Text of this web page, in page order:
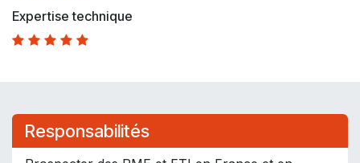
Expertise technique
Responsabilités